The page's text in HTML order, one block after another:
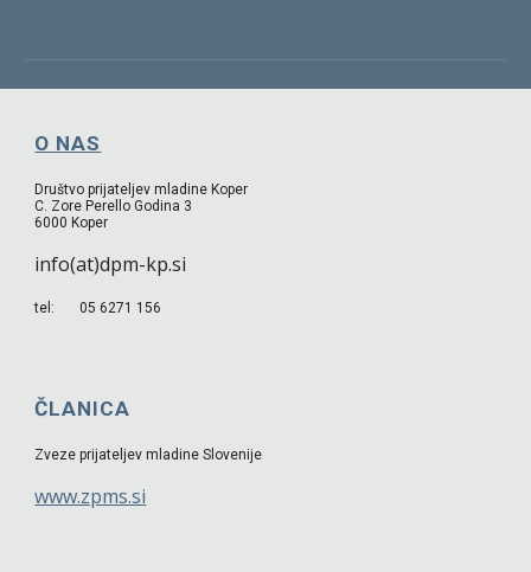
O NAS
Društvo prijateljev mladine Koper
C. Zore Perello Godina 3
6000 Koper
info(at)dpm-kp.si
tel: 05 6271 156
ČLANICA
Zveze prijateljev mladine Slovenije
www.zpms.si